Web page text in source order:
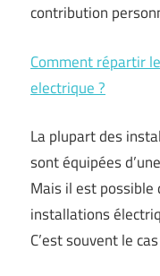
contribution
Comment répartir
electrique ?
La plupart des
sont équipées
Mais il est possible
installations
C’est souvent le